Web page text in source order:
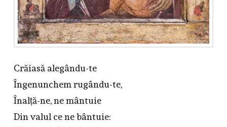
Crăiasă alegându-te
Îngenunchem rugându-te,
Înalță-ne, ne mântuie
Din valul ce ne bântuie: